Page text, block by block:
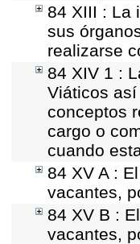
84 XIII : La
sus
realizarse
84 XIV 1 :
Viáticos
conceptos
cargo o
cuando
84 XV A :
vacantes,
84 XV B :
vacantes,